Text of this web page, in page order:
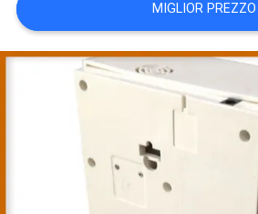
MAPPA
PRIVACY
MIGLIOR PREZZO